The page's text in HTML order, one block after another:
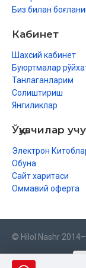
Хотима
Биз билан
Кабинет
Шахсий кабинет
Буюртмалар
Танлаганларим
Солиштириш
Янгиликлар
Ўқувчилар
Электрон
Обуна
Сайт харитаси
Оммавий оферта
© Hilol Nashr